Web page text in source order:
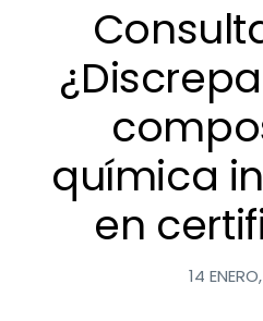
Spain
International
Chamber of
Commerce
química
en
14